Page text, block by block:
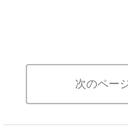
次のペー